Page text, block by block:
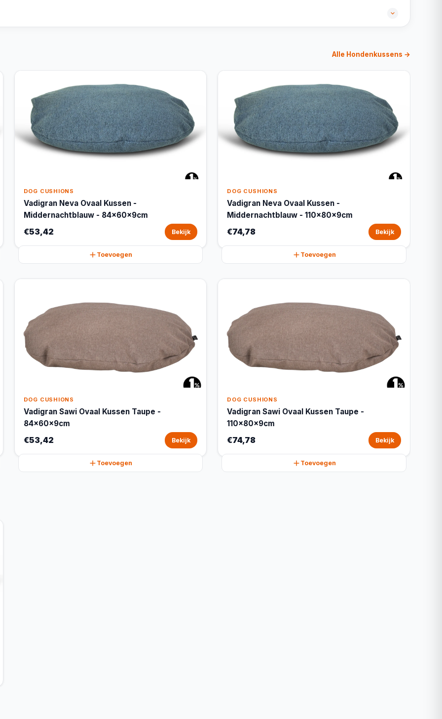
Alle Hondenkussens →
DOG CUSHIONS
Vadigran Neva Ovaal Kussen -
Middernachtblauw - 84x60x9cm
€53,42 Bekijk
Toevoegen
DOG CUSHIONS
Vadigran Neva Ovaal Kussen -
Middernachtblauw - 110x80x9cm
€74,78 Bekijk
Toevoegen
DOG CUSHIONS
Vadigran Sawi Ovaal Kussen Taupe -
84x60x9cm
€53,42 Bekijk
Toevoegen
DOG CUSHIONS
Vadigran Sawi Ovaal Kussen Taupe -
110x80x9cm
€74,78 Bekijk
Toevoegen